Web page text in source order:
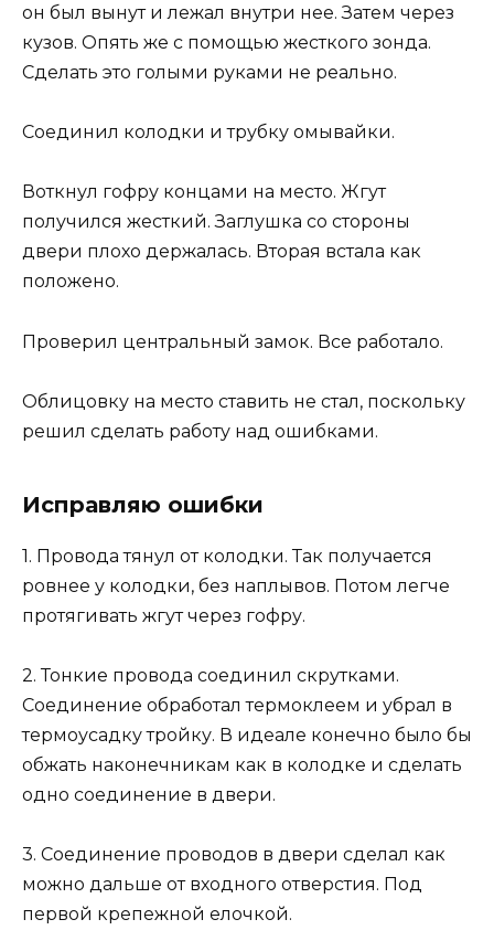
он был вынут и лежал внутри нее. Затем через
кузов. Опять же с помощью жесткого зонда.
Сделать это голыми руками не реально.
Соединил колодки и трубку омывайки.
Воткнул гофру концами на место. Жгут
получился жесткий. Заглушка со стороны
двери плохо держалась. Вторая встала как
положено.
Проверил центральный замок. Все работало.
Облицовку на место ставить не стал, поскольку
решил сделать работу над ошибками.
Исправляю ошибки
1. Провода тянул от колодки. Так получается
ровнее у колодки, без наплывов. Потом легче
протягивать жгут через гофру.
2. Тонкие провода соединил скрутками.
Соединение обработал термоклеем и убрал в
термоусадку тройку. В идеале конечно было бы
обжать наконечникам как в колодке и сделать
одно соединение в двери.
3. Соединение проводов в двери сделал как
можно дальше от входного отверстия. Под
первой крепежной елочкой.